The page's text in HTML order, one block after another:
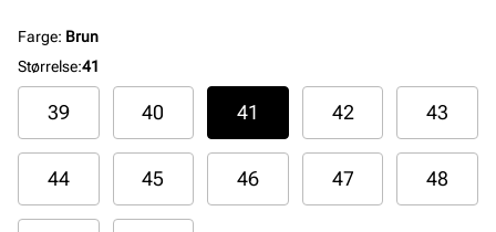
Farge: Brun
Størrelse:41
39 40 41 42 43
44 45 46 47 48